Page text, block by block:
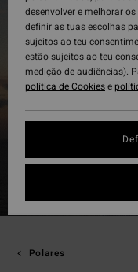
Polares
desenvolver e melhorar
definir as tuas escolhas
sujeitos ao teu
estão sujeitos ao teu
medição de audiências).
política de Cookiese